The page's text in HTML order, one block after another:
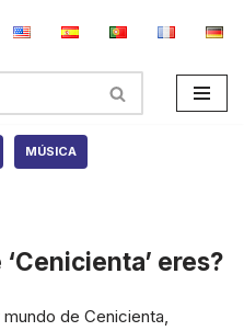
MÚSICA
eres?
de Cenicienta,